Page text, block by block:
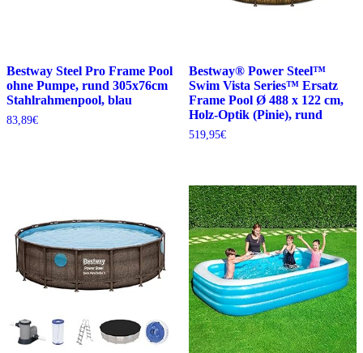
Bestway Steel Pro Frame Pool
ohne Pumpe, rund 305x76cm
Stahlrahmenpool, blau
83,89€
Bestway® Power Steel™
Swim Vista Series™ Ersatz
Frame Pool Ø 488 x 122 cm,
Holz-Optik (Pinie), rund
519,95€